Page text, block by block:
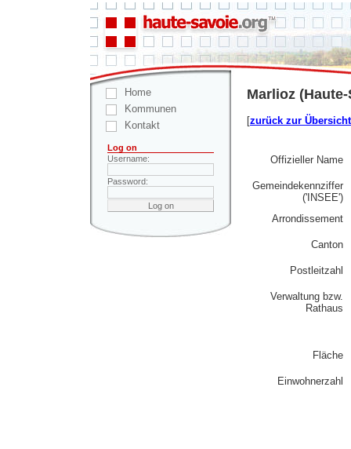
Home
Kommunen
Kontakt
Log on
Username:
Password:
Marlioz
[zurück zur Übersicht
Offizieller Name
Gemeindekennziffer
('INSEE')
Arrondissement
Canton
Postleitzahl
Verwaltung bzw.
Rathaus
Fläche
Einwohnerzahl